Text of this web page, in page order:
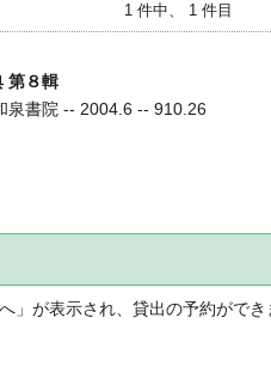
1 件中、 1 件目
第８輯
泉書院 -- 2004.6 -- 910.26
」が表示され、貸出の予約ができ